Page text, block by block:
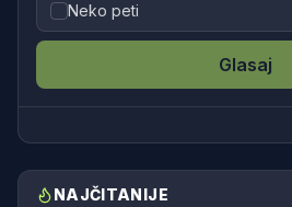
Neko peti
Glasaj
NAJČITANIJE